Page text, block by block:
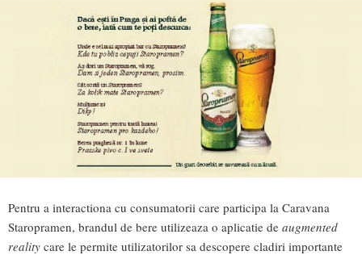
Pentru a interactiona cu consumatorii care participa la Caravana
Staropramen, brandul de bere utilizeaza o aplicatie de augmented
reality care le permite utilizatorilor sa descopere cladiri importante